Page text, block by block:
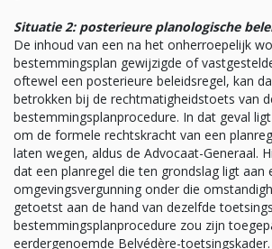
Situatie 2: posterieure planologische
De inhoud van een na het onherroepelijk
bestemmingsplan gewijzigde of
oftewel een posterieure beleidsregel, kan
betrokken bij de rechtmatigheidstoets van
bestemmingsplanprocedure. In dat geval
om de formele rechtskracht van een
laten wegen, aldus de Advocaat-Generaal.
dat een planregel die ten grondslag ligt aan
omgevingsvergunning onder die
getoetst aan de hand van dezelfde
bestemmingsplanprocedure zou zijn
eerdergenoemde Belvédère-toetsingskader.